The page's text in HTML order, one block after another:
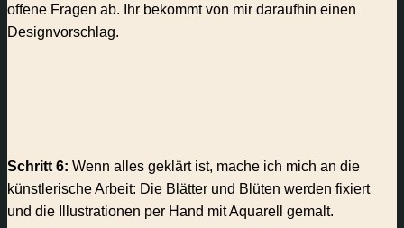
offene Fragen ab. Ihr bekommt von mir daraufhin einen
Designvorschlag.
Schritt 6: Wenn alles geklärt ist, mache ich mich an die
künstlerische Arbeit: Die Blätter und Blüten werden fixiert
und die Illustrationen per Hand mit Aquarell gemalt.